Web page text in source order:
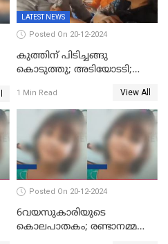
LATEST NEWS
Posted On 20-12-2024
കുത്തിന് പിടിച്ചങ്ങു
കൊടുത്തു; അടിയോടടി;
ശല്യം ചെയ്തയാളെ 26 തവണ
മുഖത്തടിച്ച് അധ്യാപിക
1 Min Read View All
Posted On 20-12-2024
6വയസുകാരിയുടെ
കൊലപാതകം; രണ്ടാനമ്മയെ